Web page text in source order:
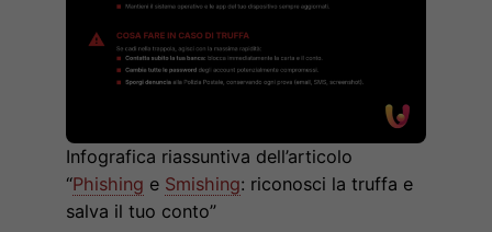
Infografica riassuntiva dell’articolo
“Phishing e Smishing: riconosci la truffa e
salva il tuo conto”